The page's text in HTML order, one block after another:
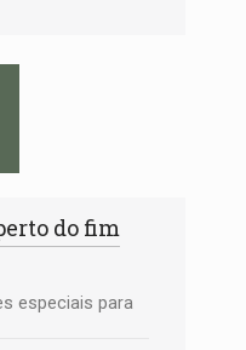
do fim
especiais para